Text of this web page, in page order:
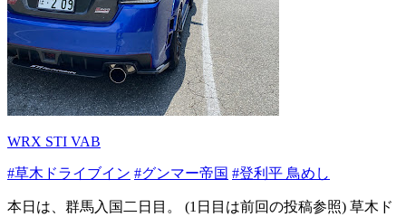
WRX STI VAB
#草木ドライブイン #グンマー帝国 #登利平 鳥めし
本日は、群馬入国二日目。 (1日目は前回の投稿参照) 草木ド